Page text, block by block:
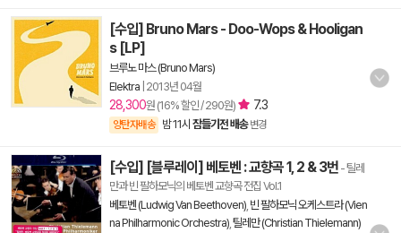
[수입] Bruno Mars - Doo-Wops & Hooligan
s [LP]
브루노 마스 (Bruno Mars)
Elektra 2013년 04월
28,300원 (16% 할인 / 290원) 7.3
양탄자배송 밤 11시 잠들기전 배송 변경
[수입] [블루레이] 베토벤 : 교향곡 1, 2 & 3번 - 틸레
만과 빈 필하모닉의 베토벤 교향곡 전집 Vol.1
베토벤 (Ludwig Van Beethoven) 빈 필하모닉 오케스트라 (Vien
na Philharmonic Orchestra) 틸레만 (Christian Thielemann)